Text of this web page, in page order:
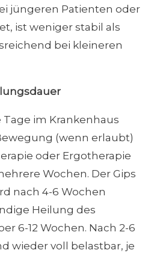
jüngeren Patienten oder
ist weniger stabil als
bei kleineren
im Krankenhaus
(wenn erlaubt)
oder Ergotherapie
Wochen. Der Gips
nach 4-6 Wochen
Heilung des
6-12 Wochen. Nach 2-6
wieder voll belastbar, je